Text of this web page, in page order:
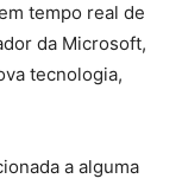
tempo real de
da Microsoft,
tecnologia,
a alguma